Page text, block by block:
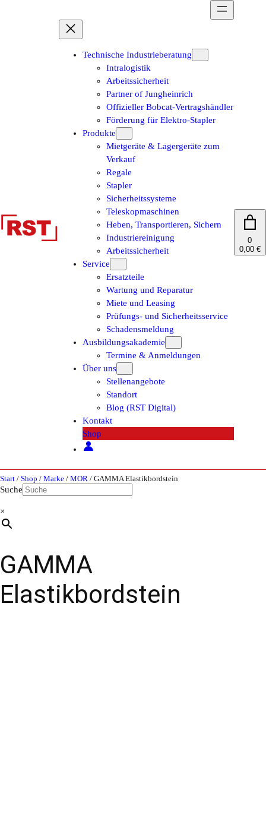
Technische Industrieberatung
Intralogistik
Arbeitssicherheit
Partner of Jungheinrich
Offizieller Bobcat-Vertragshändler
Förderung für Elektro-Stapler
Produkte
Mietgeräte & Lagergeräte zum
Verkauf
Regale
Stapler
Sicherheitssysteme
Teleskopmaschinen
Heben, Transportieren, Sichern
Industriereinigung
Arbeitssicherheit
Service
Ersatzteile
Wartung und Reparatur
Miete und Leasing
Prüfungs- und Sicherheitsservice
Schadensmeldung
Ausbildungsakademie
Termine & Anmeldungen
Über uns
Stellenangebote
Standort
Blog (RST Digital)
Kontakt
Shop
0
0,00 €
Start / Shop / Marke / MOR / GAMMA Elastikbordstein
Suche
×
GAMMA
Elastikbordstein